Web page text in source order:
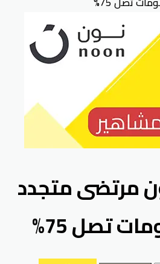
مرتضى متجدد
تصل 75%